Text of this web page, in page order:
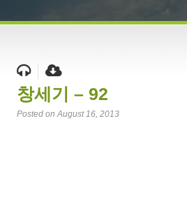
창세기 – 92
Posted on August 16, 2013